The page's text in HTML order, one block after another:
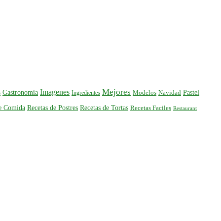
Gastronomia Imagenes Ingredientes Mejores Modelos Navidad Pastel
Comida Recetas de Postres Recetas de Tortas Recetas Faciles Restaurant